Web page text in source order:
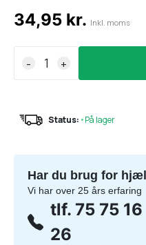
34,95 kr. Inkl. moms
- +
Status: •På lager
Har du brug for
Vi har over 25 års erfaring
tlf. 75 75 16
26